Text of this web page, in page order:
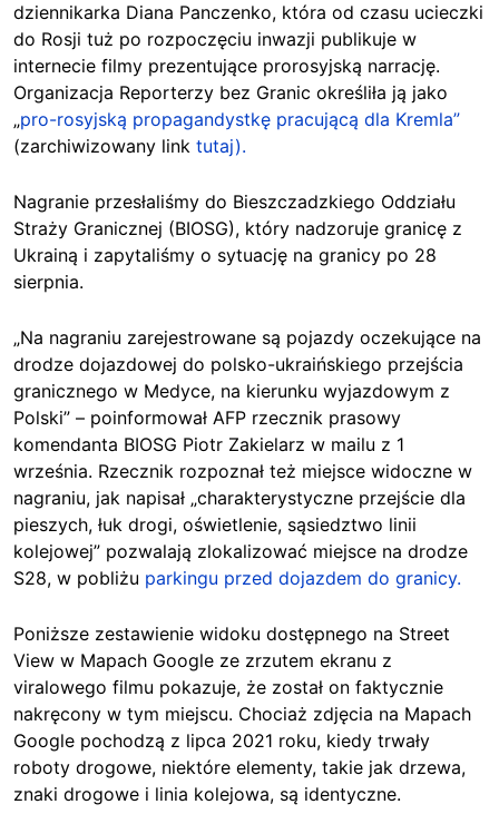
dziennikarka Diana Panczenko, która od czasu ucieczki
do Rosji tuż po rozpoczęciu inwazji publikuje w
internecie filmy prezentujące prorosyjską narrację.
Organizacja Reporterzy bez Granic określiła ją jako
„pro-rosyjską propagandystkę pracującą dla Kremla”
(zarchiwizowany link tutaj).
Nagranie przesłaliśmy do Bieszczadzkiego Oddziału
Straży Granicznej (BIOSG), który nadzoruje granicę z
Ukrainą i zapytaliśmy o sytuację na granicy po 28
sierpnia.
„Na nagraniu zarejestrowane są pojazdy oczekujące na
drodze dojazdowej do polsko-ukraińskiego przejścia
granicznego w Medyce, na kierunku wyjazdowym z
Polski” – poinformował AFP rzecznik prasowy
komendanta BIOSG Piotr Zakielarz w mailu z 1
września. Rzecznik rozpoznał też miejsce widoczne w
nagraniu, jak napisał „charakterystyczne przejście dla
pieszych, łuk drogi, oświetlenie, sąsiedztwo linii
kolejowej” pozwalają zlokalizować miejsce na drodze
S28, w pobliżu parkingu przed dojazdem do granicy.
Poniższe zestawienie widoku dostępnego na Street
View w Mapach Google ze zrzutem ekranu z
viralowego filmu pokazuje, że został on faktycznie
nakręcony w tym miejscu. Chociaż zdjęcia na Mapach
Google pochodzą z lipca 2021 roku, kiedy trwały
roboty drogowe, niektóre elementy, takie jak drzewa,
znaki drogowe i linia kolejowa, są identyczne.